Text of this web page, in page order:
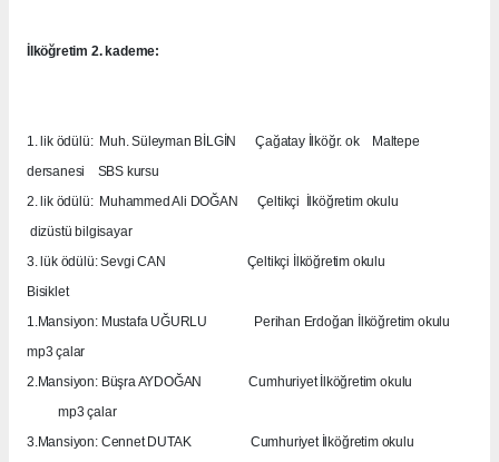
İlköğretim 2. kademe:
1. lik ödülü: Muh. Süleyman BİLGİN Çağatay İlköğr. ok
Maltepe
dersanesi
SBS kursu
2. lik ödülü: Muhammed Ali DOĞAN Çeltikçi İlköğretim okulu
dizüstü bilgisayar
3. lük ödülü: Sevgi CAN
Çeltikçi İlköğretim okulu
Bisiklet
1.Mansiyon: Mustafa UĞURLU
Perihan Erdoğan İlköğretim okulu
mp3 çalar
2.Mansiyon: Büşra AYDOĞAN
Cumhuriyet İlköğretim okulu
mp3 çalar
3.Mansiyon: Cennet DUTAK
Cumhuriyet İlköğretim okulu